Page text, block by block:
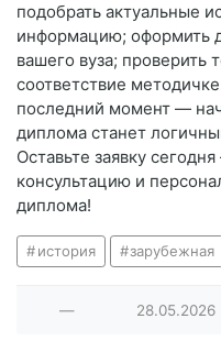
подобрать актуальные
информацию; оформить
вашего вуза; проверить
соответствие
последний момент —
диплома станет
Оставьте заявку
консультацию и
диплома!
история зарубежная
— 28.05.2026